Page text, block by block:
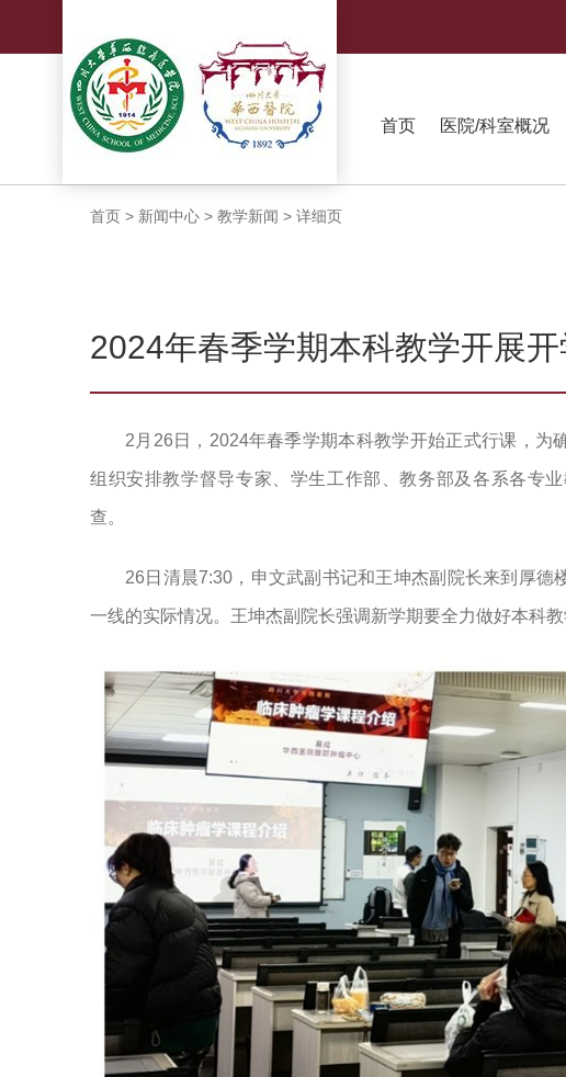
首页 医院/科室概况
首页 > 新闻中心 > 教学新闻 > 详细页
2024年春季学期本科教学开展
2月26日，2024年春季学期本科教学开始正式行课，为
组织安排教学督导专家、学生工作部、教务部及各系各专
查。
26日清晨7:30，申文武副书记和王坤杰副院长来到厚
一线的实际情况。王坤杰副院长强调新学期要全力做好本科